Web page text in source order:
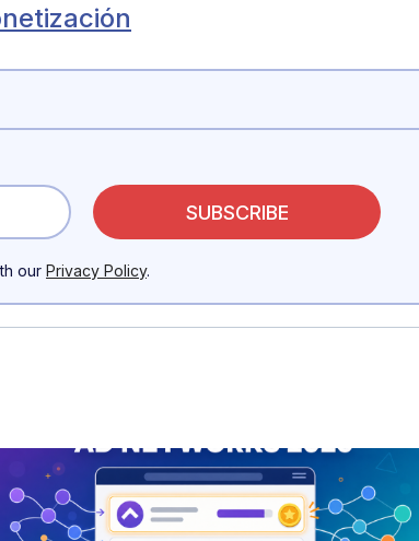
our Privacy Policy.